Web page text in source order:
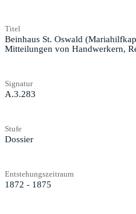
Titel
Beinhaus St. Oswald
Mitteilungen von Handwerkern,
Signatur
A.3.283
Stufe
Dossier
Entstehungszeitraum
1872 - 1875